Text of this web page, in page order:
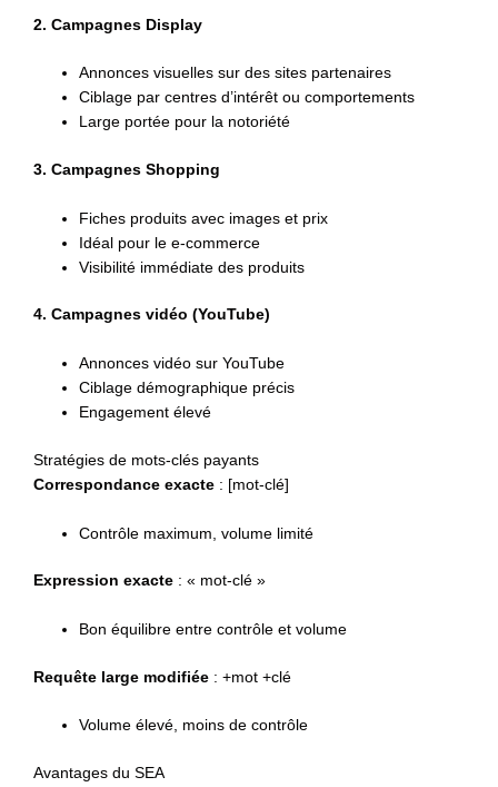
2. Campagnes Display
Annonces visuelles sur des sites partenaires
Ciblage par centres d’intérêt ou comportements
Large portée pour la notoriété
3. Campagnes Shopping
Fiches produits avec images et prix
Idéal pour le e-commerce
Visibilité immédiate des produits
4. Campagnes vidéo (YouTube)
Annonces vidéo sur YouTube
Ciblage démographique précis
Engagement élevé
Stratégies de mots-clés payants
Correspondance exacte : [mot-clé]
Contrôle maximum, volume limité
Expression exacte : « mot-clé »
Bon équilibre entre contrôle et volume
Requête large modifiée : +mot +clé
Volume élevé, moins de contrôle
Avantages du SEA